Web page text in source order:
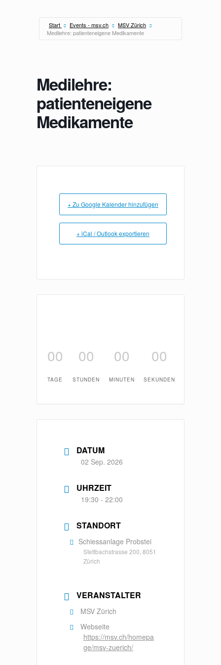
Start Events - msv.ch
MSV Zürich
Medilehre: patienteneigene Medikamente
Medilehre:
patienteneigene
Medikamente
+ Zu Google Kalender hinzufügen
+ iCal / Outlook exportieren
00
TAGE
00
STUNDEN
00
MINUTEN
00
SEKUNDEN
DATUM
02 Sep. 2026
UHRZEIT
19:30 - 22:00
STANDORT
Schiessanlage Probstei
Stettbachstrasse 200, 8051
Zürich
VERANSTALTER
MSV Zürich
Webseite
https://msv.ch/homepa
ge/msv-zuerich/